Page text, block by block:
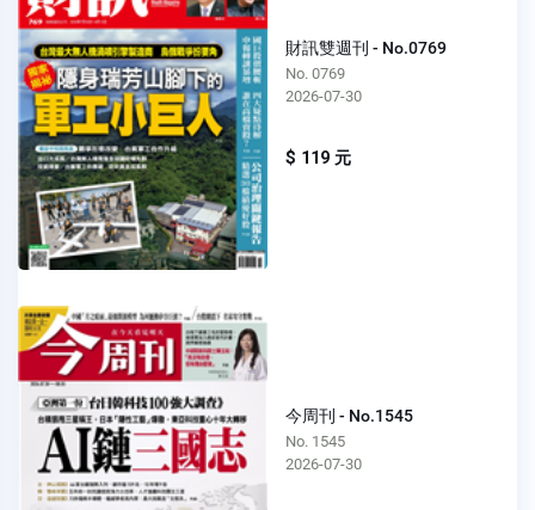
財訊雙週刊 - No.0769
No. 0769
2026-07-30
$ 119 元
今周刊 - No.1545
No. 1545
2026-07-30